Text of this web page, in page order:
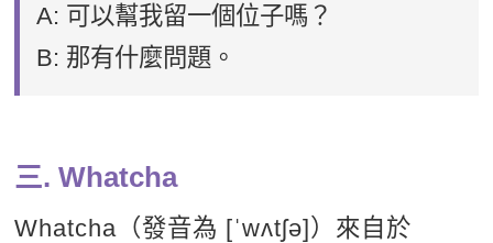
A: 可以幫我留一個位子嗎？
B: 那有什麼問題。
三. Whatcha
Whatcha（發音為 [ˈwʌtʃə]）來自於